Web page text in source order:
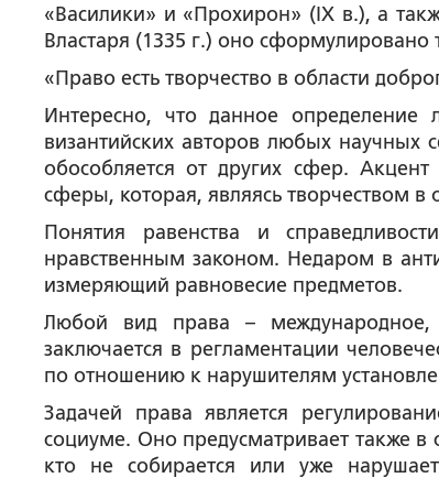
«Василики» и «Прохирон» (IX в.), а
Властаря (1335 г.) оно сформулировано
«Право есть творчество в области
Интересно, что данное
византийских авторов любых научных
обособляется от других сфер.
сферы, которая, являясь творчеством в
Понятия равенства и
нравственным законом. Недаром в
измеряющий равновесие предметов.
Любой вид права – международное,
заключается в регламентации
по отношению к нарушителям
Задачей права является
социуме. Оно предусматривает также в
кто не собирается или уже